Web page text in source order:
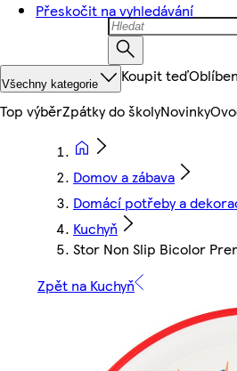
Přeskočit na vyhledávání
Všechny kategorie Koupit teď
Top výběrZpátky do školyNovinky
Domov a zábava
Domácí potřeby a
Kuchyň
Stor Non Slip Bicolor
Zpět na Kuchyň